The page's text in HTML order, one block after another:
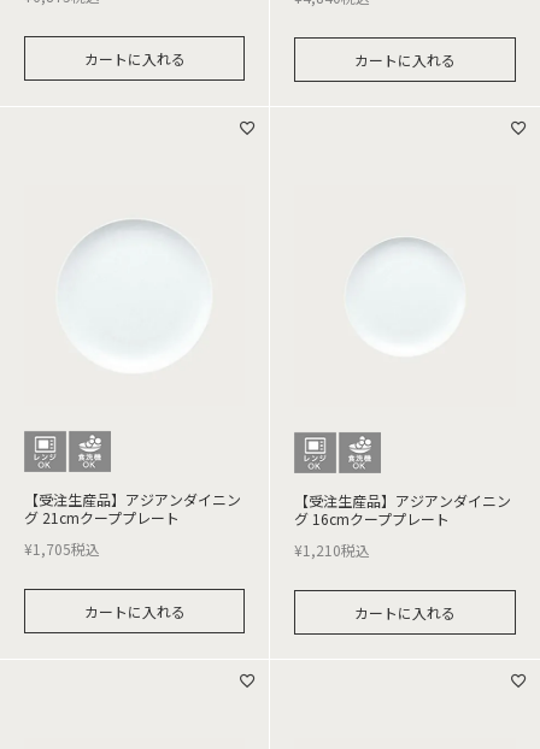
カートに入れる カートに入れる
【受注生産品】アジアンダイニン
グ 21cmクーププレート
¥1,705税込
カートに入れる
【受注生産品】アジアンダイニン
グ 16cmクーププレート
¥1,210税込
カートに入れる